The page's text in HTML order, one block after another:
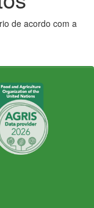
de acordo com a